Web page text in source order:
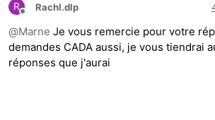
R
Hors-ligne
Rachl.dlp
@Marne Je vous remercie pour votre
demandes CADA aussi, je vous tiendrai
réponses que j'aurai